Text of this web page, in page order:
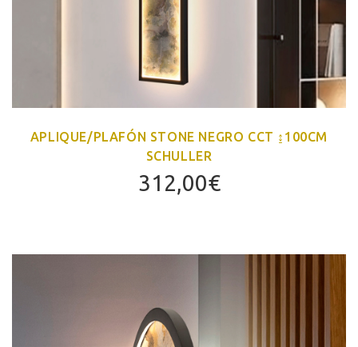
APLIQUE/PLAFÓN STONE NEGRO CCT ↨100CM
SCHULLER
312,00€